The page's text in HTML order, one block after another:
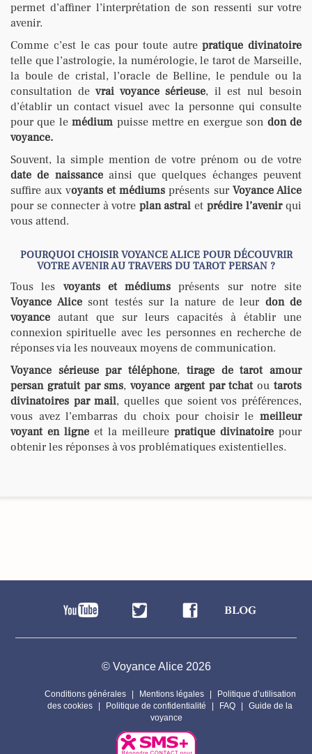
permet d’affiner l’interprétation de son ressenti sur votre
avenir.
Comme c’est le cas pour toute autrepratique divinatoire
telle que l’astrologie, la numérologie, le tarot de Marseille,
la boule de cristal, l’oracle de Belline, le pendule ou la
consultation de vrai voyance sérieuse, il est nul besoin
d’établir un contact visuel avec la personne qui consulte
pour que lemédium puisse mettre en exergue son don de
voyance.
Souvent, la simple mention de votre prénom ou de votre
date de naissance ainsi que quelques échanges peuvent
suffire aux voyants et médiums présents sur Voyance Alice
pour se connecter à votre plan astraletprédire l’avenirqui
vous attend.
POURQUOI CHOISIR VOYANCE ALICE POUR DÉCOUVRIR
VOTRE AVENIR AU TRAVERS DU TAROT PERSAN ?
Tous les voyants et médiums présents sur notre site
Voyance Alicesont testés sur la nature de leur don de
voyance autant que sur leurs capacités à établir une
connexion spirituelle avec les personnes en recherche de
réponses via les nouveaux moyens de communication.
Voyance sérieuse par téléphone, tirage de tarot amour
persan gratuit par sms,voyance argent par tchatou tarots
divinatoires par mail, quelles que soient vos préférences,
vous avez l’embarras du choix pour choisir le meilleur
voyant en ligne et la meilleure pratique divinatoire pour
obtenir les réponses à vos problématiques existentielles.
© Voyance Alice 2026
Conditions générales Mentions légales
Politique d’utilisation
des cookies
Politique de confidentialité FAQ
Guide de la
voyance